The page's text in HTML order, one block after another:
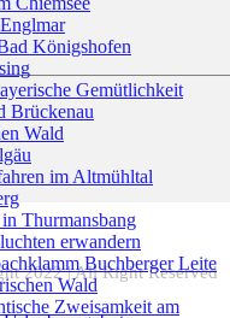
2022 | All Right Reserved
Königshofen
Gemütlichkeit
Brückenau
Wald
im Altmühltal
Thurmansbang
erwandern
Buchberger Leite
Wald
Zweisamkeit am